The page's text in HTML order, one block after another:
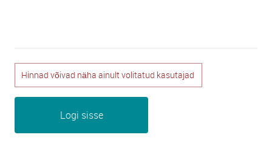
Hinnad võivad näha ainult volitatud kasutajad
Logi sisse